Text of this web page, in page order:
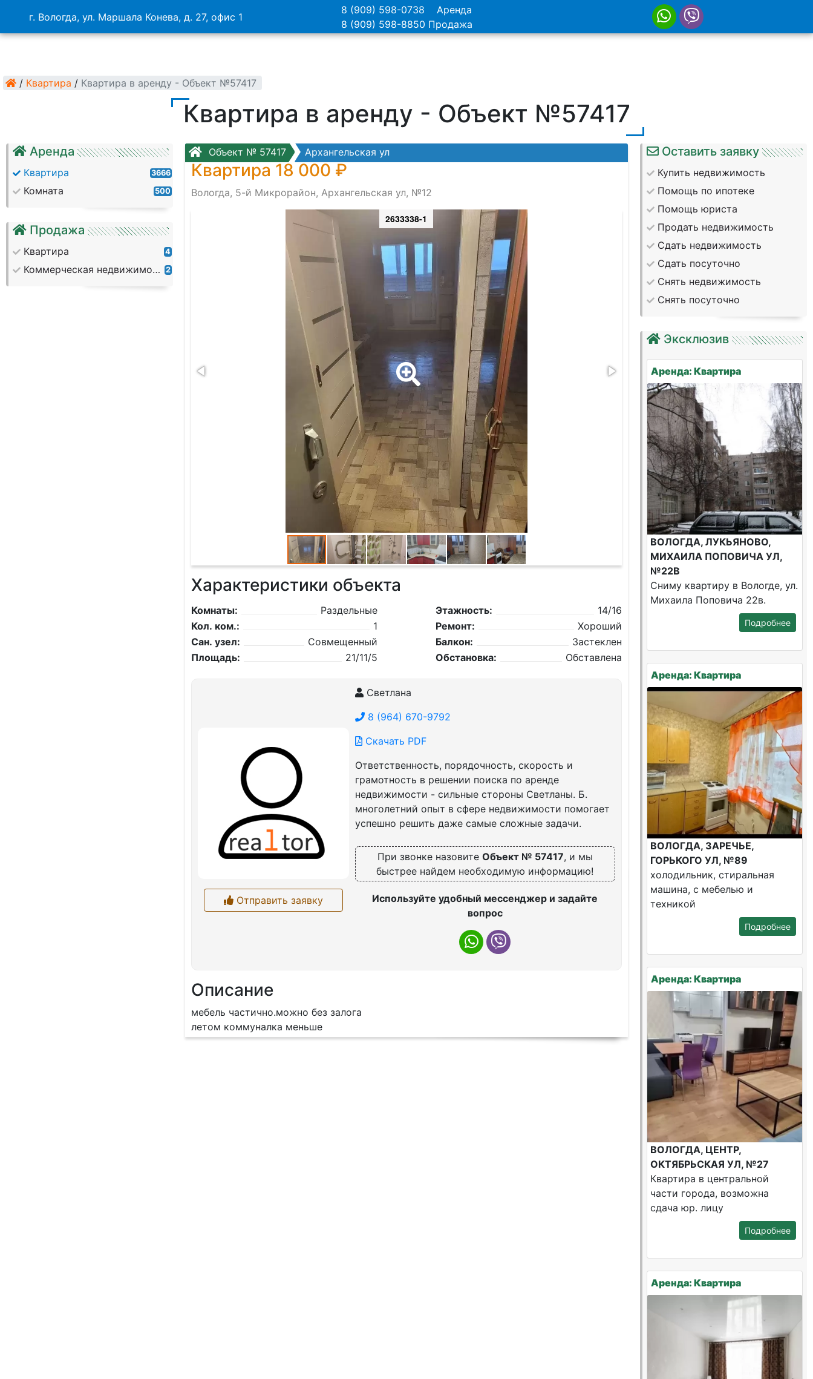
г. Вологда, ул. Маршала Конева, д. 27, офис 1
8 (909) 598-0738 Аренда
8 (909) 598-8850 Продажа
/ Квартира / Квартира в аренду - Объект №57417
Квартира в аренду - Объект №57417
Аренда
Квартира 3666
Комната 500
Продажа
Квартира 4
Коммерческая недвижимость 2
Объект № 57417 Архангельская ул
Квартира 18 000 ₽
Вологда, 5-й Микрорайон, Архангельская ул, №12
2633338-1
Характеристики объекта
Комнаты:
Раздельные
Кол. ком.:
1
Сан. узел:
Совмещенный
Площадь:
21/11/5
Этажность:
14/16
Ремонт:
Хороший
Балкон:
Застеклен
Обстановка:
Обставлена
Отправить заявку
Светлана
8 (964) 670-9792
Скачать PDF
Ответственность, порядочность, скорость и
грамотность в решении поиска по аренде
недвижимости - сильные стороны Светланы. Б.
многолетний опыт в сфере недвижимости помогает
успешно решить даже самые сложные задачи.
При звонке назовите Объект № 57417, и мы
быстрее найдем необходимую информацию!
Используйте удобный мессенджер и задайте
вопрос
Описание
мебель частично.можно без залога
летом коммуналка меньше
Оставить заявку
Купить недвижимость
Помощь по ипотеке
Помощь юриста
Продать недвижимость
Сдать недвижимость
Сдать посуточно
Снять недвижимость
Снять посуточно
Эксклюзив
Аренда: Квартира
ВОЛОГДА, ЛУКЬЯНОВО,
МИХАИЛА ПОПОВИЧА УЛ,
№22В
Сниму квартиру в Вологде, ул.
Михаила Поповича 22в.
Подробнее
Аренда: Квартира
ВОЛОГДА, ЗАРЕЧЬЕ,
ГОРЬКОГО УЛ, №89
холодильник, стиральная
машина, с мебелью и
техникой
Подробнее
Аренда: Квартира
ВОЛОГДА, ЦЕНТР,
ОКТЯБРЬСКАЯ УЛ, №27
Квартира в центральной
части города, возможна
сдача юр. лицу
Подробнее
Аренда: Квартира